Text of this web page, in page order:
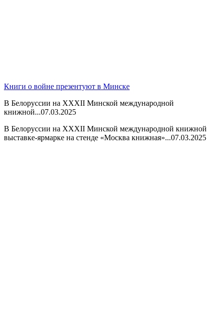
Книги о войне презентуют в Минске
В Белоруссии на XXXII Минской международной
книжной...07.03.2025
В Белоруссии на XXXII Минской международной книжной
выставке-ярмарке на стенде «Москва книжная»...07.03.2025